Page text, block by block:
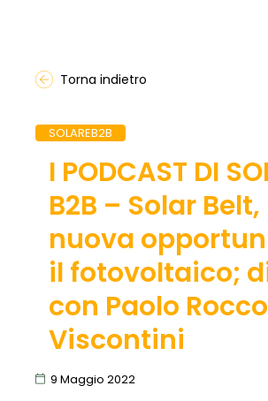
Torna indietro
SOLAREB2B
I PODCAST DI
B2B – Solar
nuova
il fotovoltaico;
con Paolo Rocco
Viscontini
9 Maggio 2022